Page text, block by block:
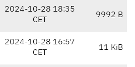
2024-10-28 18:35
CET
9992 B
2024-10-28 16:57
CET
11 KiB